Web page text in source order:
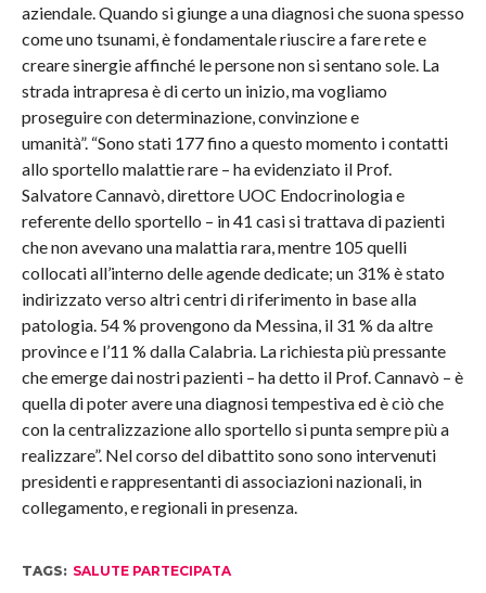
aziendale. Quando si giunge a una diagnosi che suona spesso
come uno tsunami, è fondamentale riuscire a fare rete e
creare sinergie affinché le persone non si sentano sole. La
strada intrapresa è di certo un inizio, ma vogliamo
proseguire con determinazione, convinzione e
umanità”. “Sono stati 177 fino a questo momento i contatti
allo sportello malattie rare – ha evidenziato il Prof.
Salvatore Cannavò, direttore UOC Endocrinologia e
referente dello sportello – in 41 casi si trattava di pazienti
che non avevano una malattia rara, mentre 105 quelli
collocati all’interno delle agende dedicate; un 31% è stato
indirizzato verso altri centri di riferimento in base alla
patologia. 54 % provengono da Messina, il 31 % da altre
province e l’11 % dalla Calabria. La richiesta più pressante
che emerge dai nostri pazienti – ha detto il Prof. Cannavò – è
quella di poter avere una diagnosi tempestiva ed è ciò che
con la centralizzazione allo sportello si punta sempre più a
realizzare”. Nel corso del dibattito sono sono intervenuti
presidenti e rappresentanti di associazioni nazionali, in
collegamento, e regionali in presenza.
TAGS: SALUTE PARTECIPATA